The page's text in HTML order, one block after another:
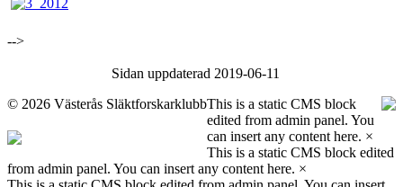
-->
Sidan uppdaterad 2019-06-11
© 2026 Västerås SläktforskarklubbThis is a static CMS block
edited from admin panel. You
can insert any content here. ×
This is a static CMS block edited
from admin panel. You can insert any content here. ×